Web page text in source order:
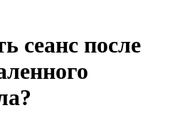
сеанс после